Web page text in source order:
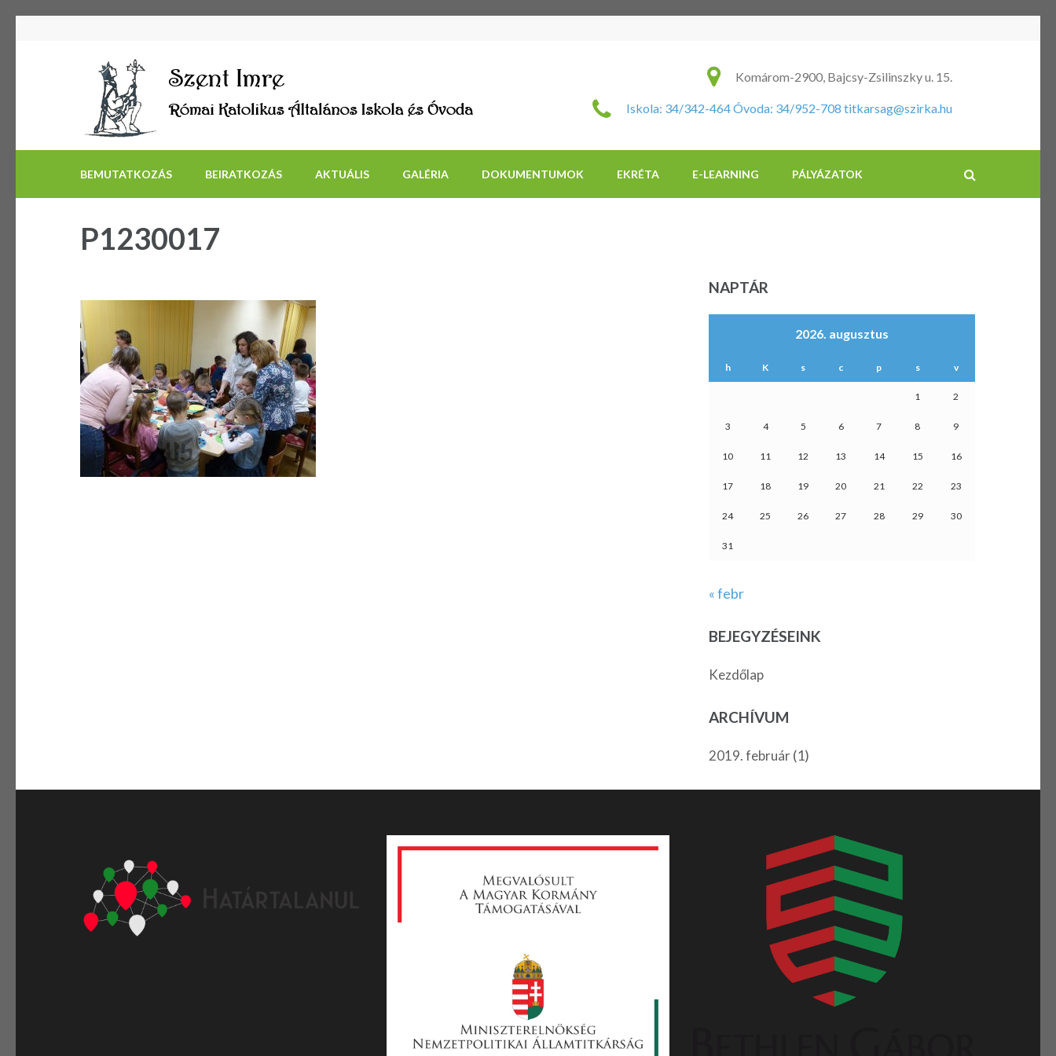
Szent Imre Római Katolikus Általános Iskola és Óvoda
Komárom-2900, Bajcsy-Zsilinszky u. 15.
Iskola: 34/342-464 Óvoda: 34/952-708 titkarsag@szirka.hu
BEMUTATKOZÁS BEIRATKOZÁS AKTUÁLIS GALÉRIA DOKUMENTUMOK EKRÉTA E-LEARNING PÁLYÁZATOK
P1230017
NAPTÁR
2026. augusztus
h K s c p s v
1 2
3 4 5 6 7 8 9
10 11 12 13 14 15 16
17 18 19 20 21 22 23
24 25 26 27 28 29 30
31
« febr
BEJEGYZÉSEINK
Kezdőlap
ARCHÍVUM
2019. február(1)